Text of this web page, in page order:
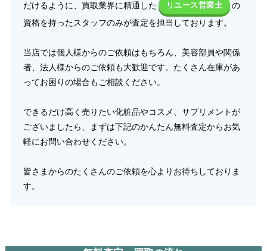
だけるように、買取業界に精通した
リユース営業士
の
資格を持ったスタッフのみが査定を担当しております。
当店では個人様からのご依頼はもちろん、美容部員や関係
者、法人様からのご依頼も大歓迎です。たくさん在庫があ
ってお困りの場合もご相談ください。
できるだけ高く売りたい化粧品やコスメ、サプリメントが
ございましたら、まずは下記のかんたん無料査定からお気
軽にお問い合わせください。
皆さまからのたくさんのご依頼を心よりお待ちしておりま
す。